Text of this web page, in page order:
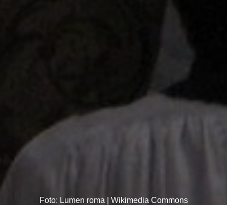
Foto: Lumen roma | Wikimedia Commons